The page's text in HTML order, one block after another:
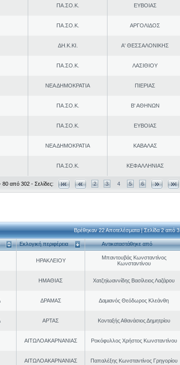
ΠΑ.ΣΟ.Κ. ΕΥΒΟΙΑΣ
ΠΑ.ΣΟ.Κ. ΑΡΓΟΛΙΔΟΣ
ΔΗ.Κ.ΚΙ. Α' ΘΕΣΣΑΛΟΝΙΚΗΣ
ΠΑ.ΣΟ.Κ. ΛΑΣΙΘΙΟΥ
ΝΕΑ ΔΗΜΟΚΡΑΤΙΑ ΠΙΕΡΙΑΣ
ΠΑ.ΣΟ.Κ. Β' ΑΘΗΝΩΝ
ΠΑ.ΣΟ.Κ. ΕΥΒΟΙΑΣ
ΝΕΑ ΔΗΜΟΚΡΑΤΙΑ ΚΑΒΑΛΑΣ
ΠΑ.ΣΟ.Κ. ΚΕΦΑΛΛΗΝΙΑΣ
80 από 302 - Σελίδες: 2 3 4 5 6
Βρέθηκαν 22 Αποτελέσματα | Σελίδα 2 από 3
Εκλογική περιφέρεια Αντικαταστάθηκε από
ΗΡΑΚΛΕΙΟΥ
Μπαντουβάς Κωνσταντίνος
Κωνσταντίνου
ΗΜΑΘΙΑΣ Χατζηϊωαννίδης Βασίλειος Λαζάρου
ΔΡΑΜΑΣ Δαμιανός Θεόδωρος Κλεάνθη
ΑΡΤΑΣ Κονταξής Αθανάσιος Δημητρίου
ΑΙΤΩΛΟΑΚΑΡΝΑΝΙΑΣ Ροκόφυλλος Χρήστος Κωνσταντίνου
ΑΙΤΩΛΟΑΚΑΡΝΑΝΙΑΣ Παπαλέξης Κωνσταντίνος Γρηγορίου